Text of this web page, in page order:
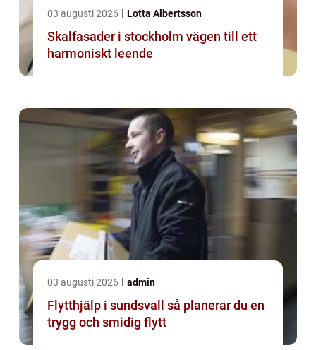
03 augusti 2026 Lotta Albertsson
Skalfasader i stockholm vägen till ett
harmoniskt leende
03 augusti 2026 admin
Flytthjälp i sundsvall så planerar du en
trygg och smidig flytt